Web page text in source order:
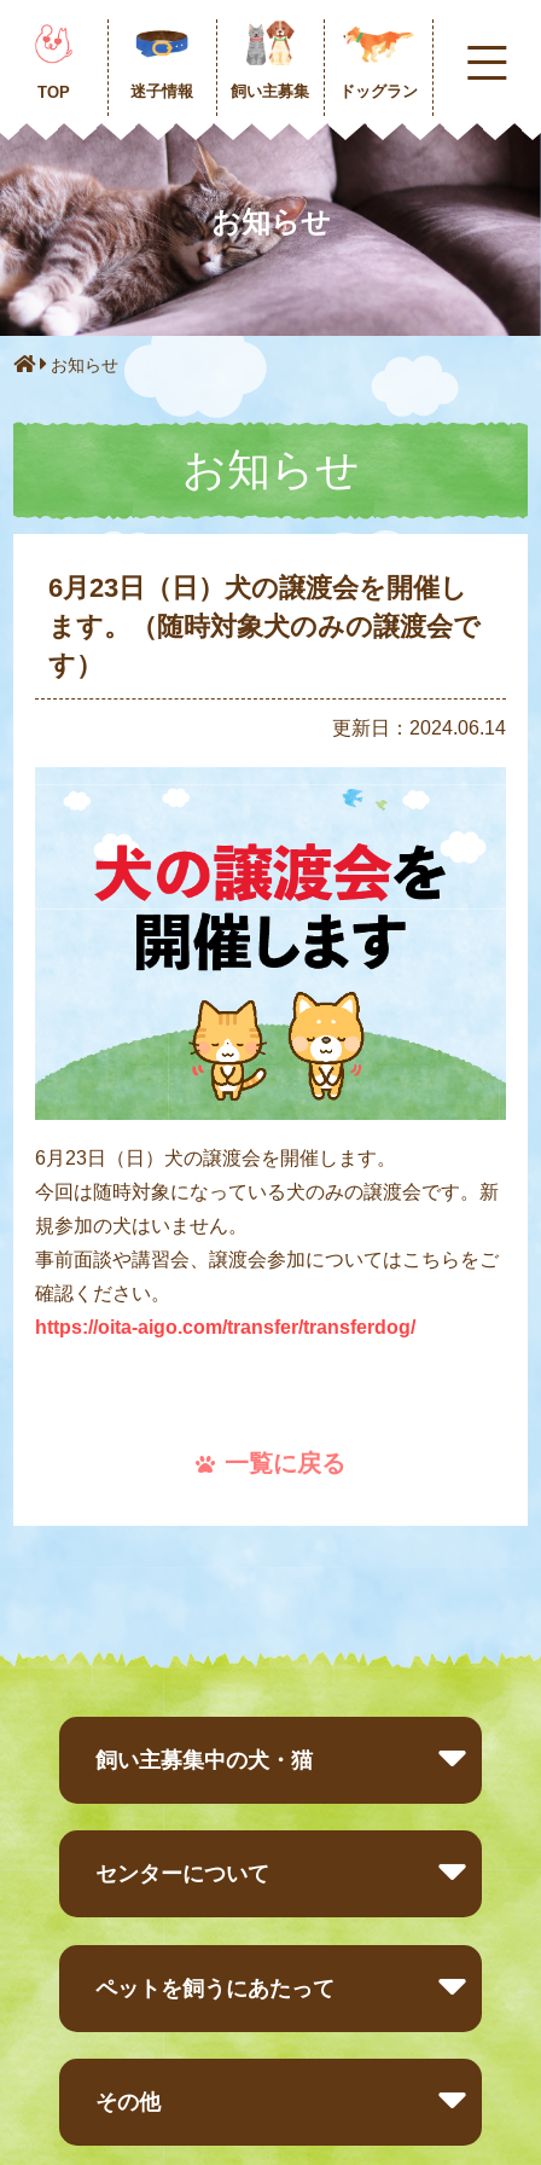
TOP 迷子情報 飼い主募集 ドッグラン
お知らせ
お知らせ
お知らせ
6月23日（日）犬の譲渡会を開催し
ます。（随時対象犬のみの譲渡会で
す）
更新日：2024.06.14
6月23日（日）犬の譲渡会を開催します。
今回は随時対象になっている犬のみの譲渡会です。新
規参加の犬はいません。
事前面談や講習会、譲渡会参加についてはこちらをご
確認ください。
https://oita-aigo.com/transfer/transferdog/
一覧に戻る
飼い主募集中の犬・猫
センターについて
ペットを飼うにあたって
その他